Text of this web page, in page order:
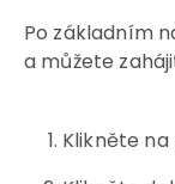
Po základním
a můžete
Klikněte